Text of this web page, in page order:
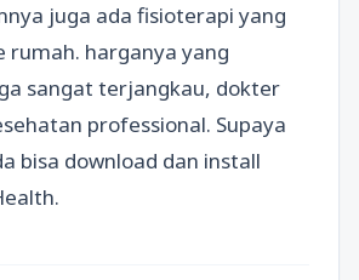
juga ada fisioterapi yang
rumah. harganya yang
sangat terjangkau, dokter
professional. Supaya
bisa download dan install